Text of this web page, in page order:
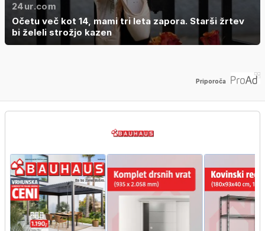
24ur.com
Očetu več kot 14, mami tri leta zapora. Starši žrtev
bi želeli strožjo kazen
Priporoča